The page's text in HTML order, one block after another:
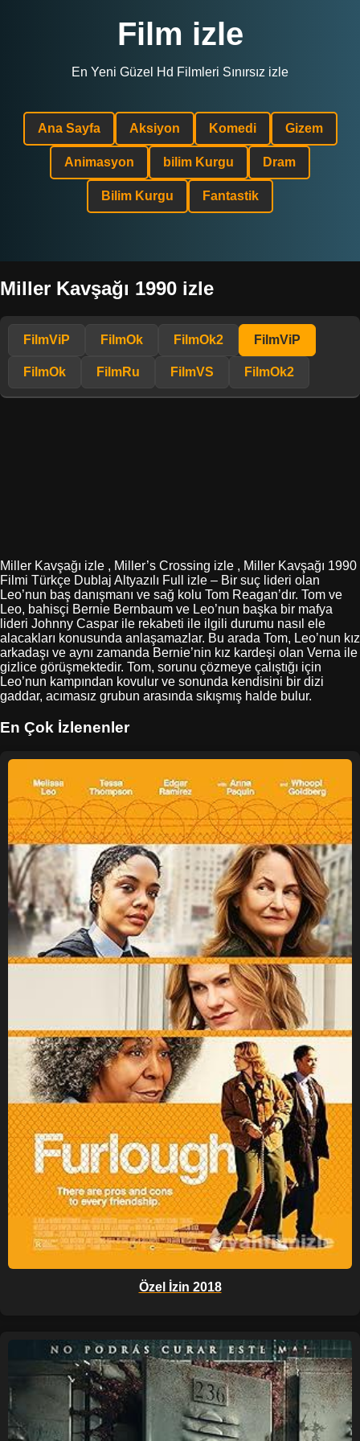
Film izle
En Yeni Güzel Hd Filmleri Sınırsız izle
Ana Sayfa Aksiyon Komedi Gizem
Animasyon bilim Kurgu Dram
Bilim Kurgu Fantastik
Miller Kavşağı 1990 izle
FilmViP FilmOk FilmOk2 FilmViP
FilmOk FilmRu FilmVS FilmOk2
Miller Kavşağı izle , Miller’s Crossing izle , Miller Kavşağı 1990
Filmi Türkçe Dublaj Altyazılı Full izle – Bir suç lideri olan
Leo’nun baş danışmanı ve sağ kolu Tom Reagan’dır. Tom ve
Leo, bahisçi Bernie Bernbaum ve Leo’nun başka bir mafya
lideri Johnny Caspar ile rekabeti ile ilgili durumu nasıl ele
alacakları konusunda anlaşamazlar. Bu arada Tom, Leo’nun kız
arkadaşı ve aynı zamanda Bernie’nin kız kardeşi olan Verna ile
gizlice görüşmektedir. Tom, sorunu çözmeye çalıştığı için
Leo’nun kampından kovulur ve sonunda kendisini bir dizi
gaddar, acımasız grubun arasında sıkışmış halde bulur.
En Çok İzlenenler
Özel İzin 2018